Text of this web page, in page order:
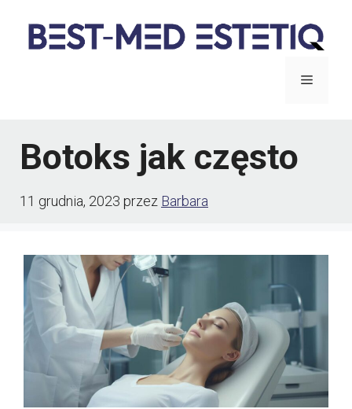
Menu
Botoks jak często
11 grudnia, 2023 przez Barbara